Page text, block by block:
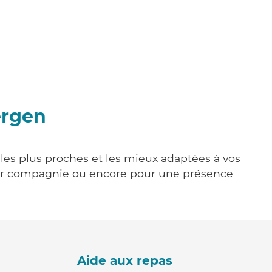
plus proches et les mieux adaptées à vos
compagnie ou encore pour une présence
Aide aux repas